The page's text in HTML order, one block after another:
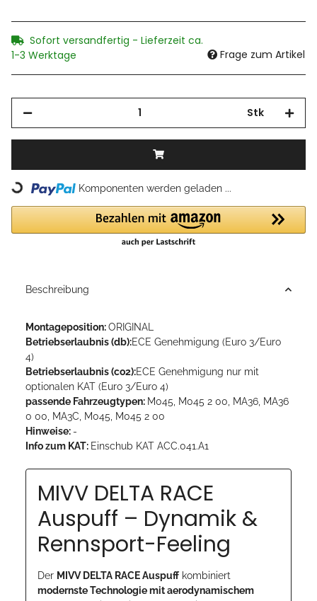
Sofort versandfertig - Lieferzeit ca.
1-3 Werktage
Frage zum Artikel
Stk
Loading... Komponenten werden geladen ...
Beschreibung
Montageposition:ORIGINAL
Betriebserlaubnis (db):ECE Genehmigung (Euro 3/Euro
4)
Betriebserlaubnis (co2):ECE Genehmigung nur mit
optionalen KAT (Euro 3/Euro 4)
passende Fahrzeugtypen: M045, M045 2 00, MA36, MA36
0 00, MA3C, M045, M045 2 00
Hinweise: -
Info zum KAT: Einschub KAT ACC.041.A1
MIVV DELTA RACE
Auspuff – Dynamik &
Rennsport-Feeling
Der MIVV DELTA RACE Auspuff kombiniert
modernste Technologie mit aerodynamischem